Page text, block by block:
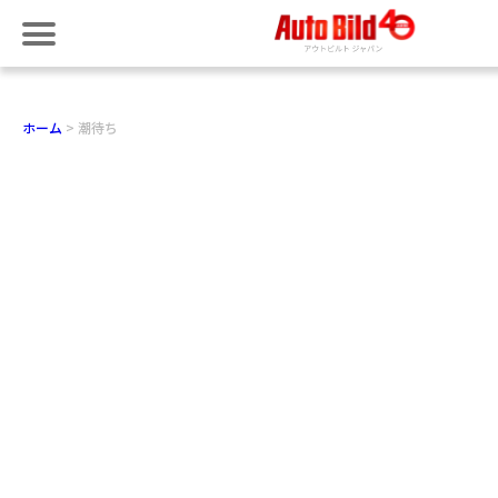
ホーム 潮待ち